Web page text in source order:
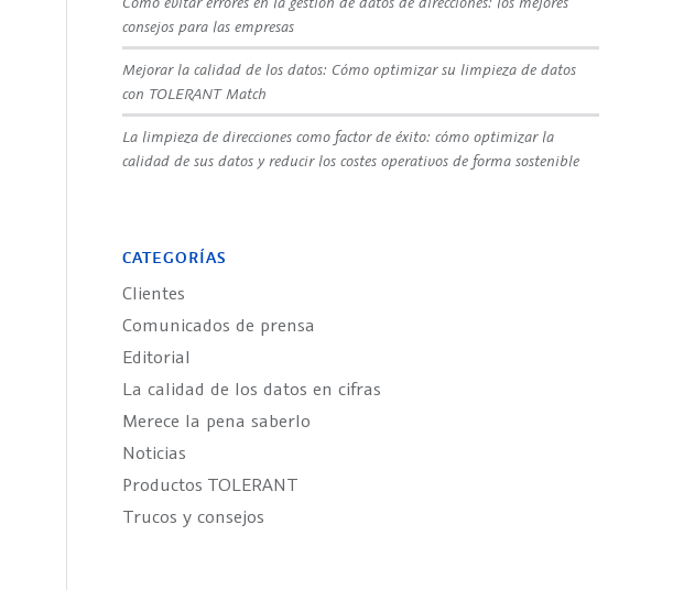
consejos para las empresas
Mejorar la calidad de los datos: Cómo optimizar su limpieza de datos
con TOLERANT Match
La limpieza de direcciones como factor de éxito: cómo optimizar la
calidad de sus datos y reducir los costes operativos de forma sostenible
CATEGORÍAS
Clientes
Comunicados de prensa
Editorial
La calidad de los datos en cifras
Merece la pena saberlo
Noticias
Productos TOLERANT
Trucos y consejos